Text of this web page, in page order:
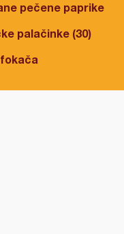
pečene paprike
palačinke (30)